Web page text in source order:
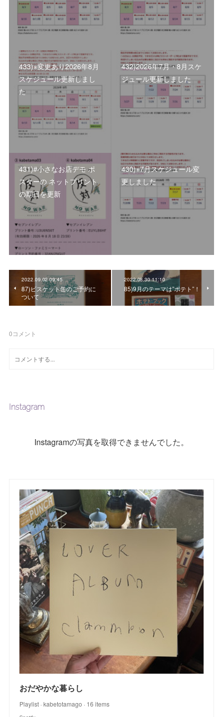
433)※変更あり2026年8月
スケジュール更新しまし
た
432)2026年7月・8月スケ
ジュール更新しました
431)#小さなお店デモ ポ
スターの ネットプリント
の期日を更新
430)※7月スケジュール変
更しました
2022.09.02 09:45
87)ビスケット缶のご予約に
ついて
2022.08.30 11:10
85)9月のテーマは”ポテト”！
0コメント
Instagram
Instagramの写真を取得できませんでした。
おだやかな暮らし
Playlist · kabetotamago · 16 items